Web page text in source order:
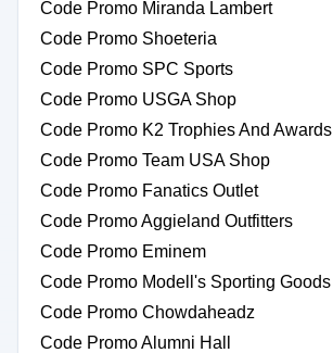
Code Promo Miranda Lambert
Code Promo Shoeteria
Code Promo SPC Sports
Code Promo USGA Shop
Code Promo K2 Trophies And Awards
Code Promo Team USA Shop
Code Promo Fanatics Outlet
Code Promo Aggieland Outfitters
Code Promo Eminem
Code Promo Modell's Sporting Goods
Code Promo Chowdaheadz
Code Promo Alumni Hall